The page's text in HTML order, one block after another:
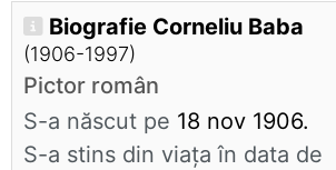
Biografie Corneliu Baba
(1906-1997)
Pictor român
S-a născut pe 18 nov 1906.
S-a stins din viaţa în data de